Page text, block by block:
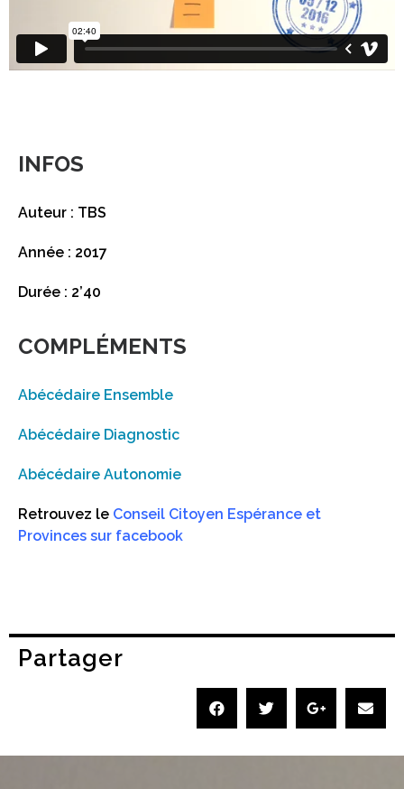
INFOS
Auteur : TBS
Année : 2017
Durée : 2’40
COMPLÉMENTS
Abécédaire Ensemble
Abécédaire Diagnostic
Abécédaire Autonomie
Retrouvez le Conseil Citoyen Espérance et
Provinces sur facebook
Partager